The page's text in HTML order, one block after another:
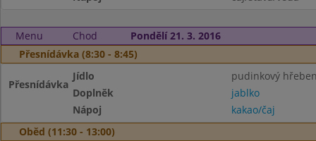
Menu Chod
Pondělí 21. 3. 2016
Přesnídávka (8:30 - 8:45)
Přesnídávka
Jídlo
pudinkový
Doplněk
jablko
Nápoj
kakao/čaj
Oběd (11:30 - 13:00)